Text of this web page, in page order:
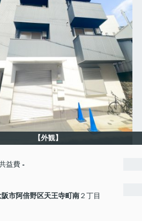
【外観】
益費 -
阪市阿倍野区天王寺町南２丁目